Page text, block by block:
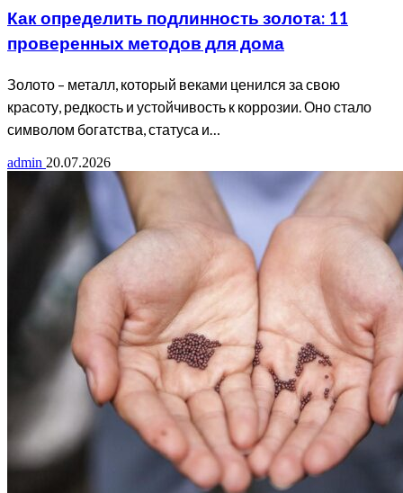
Как определить подлинность золота: 11
проверенных методов для дома
Золото – металл, который веками ценился за свою
красоту, редкость и устойчивость к коррозии. Оно стало
символом богатства, статуса и…
admin 20.07.2026